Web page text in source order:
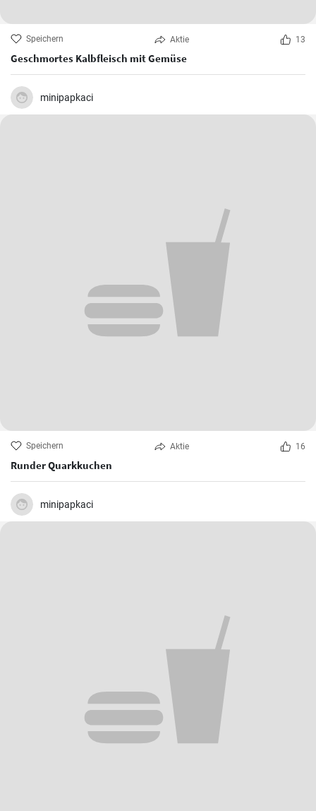
Speichern Aktie 13
Geschmortes Kalbfleisch mit Gemüse
minipapkaci
Speichern Aktie 16
Runder Quarkkuchen
minipapkaci